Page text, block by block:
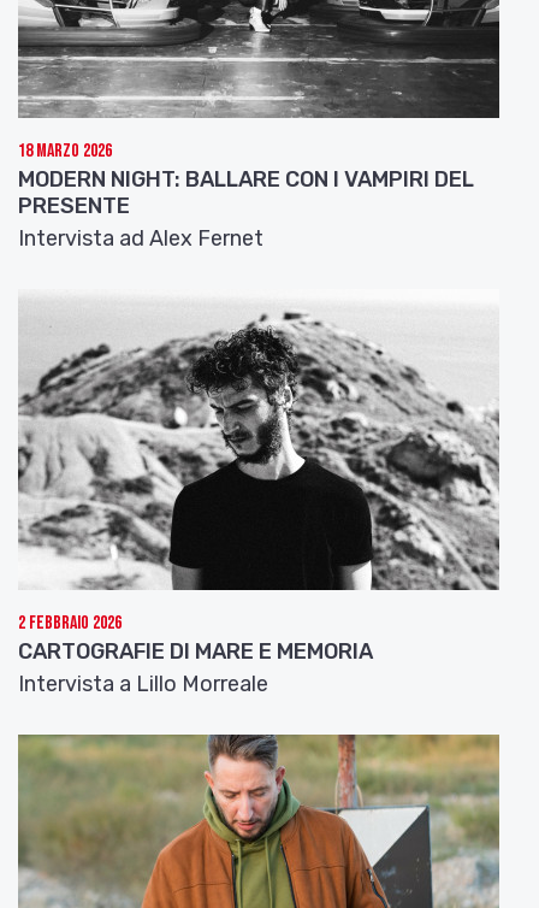
18 Marzo 2026
MODERN NIGHT: BALLARE CON I VAMPIRI DEL
PRESENTE
Intervista ad Alex Fernet
2 Febbraio 2026
CARTOGRAFIE DI MARE E MEMORIA
Intervista a Lillo Morreale